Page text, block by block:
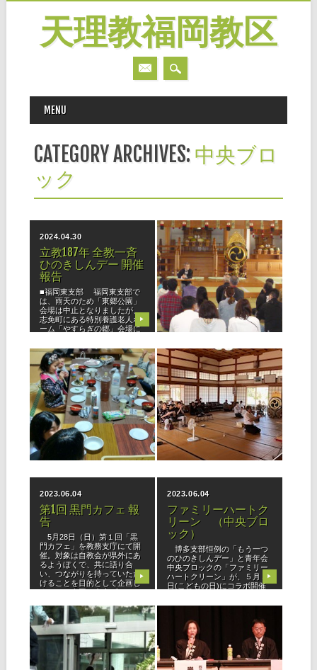
天理教福岡教区
MAIN MENU
MENU
CATEGORY ARCHIVES: 中央ブロ
ック
2024.04.30
立教187年 全教一斉
ひのきしんデー 開催
報告
■福岡東支部 福岡東支部で
は、雨天のため「東郷公園」
会場は中止となりましたが、
志免町にある特別養護老人ホ
ーム「やすらぎの郷」会場に
参加者で大変和やかに楽しく
つとめることができました。
「やすら
▶
2023.11.01
第1回ようぼく一斉
活動日 報告
◆博多支部 博多支部は鎭西
大教会を会場に開催しまし
た。朝8時より会場設営に取
り掛かり、JR千早駅からの送
迎バスも設定して、参加の皆
様をお迎えしました。 10時
より開会、全員で心一つに
拝読、教会
2023.11.01
少年会 夕涼み会
（福岡東支部） 報告
福岡東支部では、10月22日
に少年会秋の夕涼み会を開
催。コロナ禍以降、約4年ぶ
りの少年会行事となり、支部
内の教会子弟はもとより、地
域の子供たちにも声を掛け、
2023.10.02
立教186年全教一斉
にをいがけデー 開催
◆博多支部 博多支部では、
３日間、３カ所の教会を拠点
に実動１時間と時間を仕切っ
て実施しました。 初日は、
多くの人が利用されているJR
吉塚駅に向かって「神名流
▶
2023.06.04
第1回 黒門カフェ 報
告
5月28日（日）第１回「黒
門カフェ」を教務支庁にて開
催。対象は自教会が県外にあ
るようぼくで、共に語り合
い、つながりを持っていただ
けることを目的として企画し
ました。今回は中央ブロック
は支部を通し
▶
2023.06.04
ファミリーハートク
リーン （中央ブロ
ック）
博多支部恒例の「もう一つ
のひのきしんデー」と青年会
中央ブロックの「ファミリー
ハートクリーン」が、５月５
日(こどもの日)にコラボ開催
一斉ひのきしんデー」の雨天
ばし、結
▶
2023.04.30
立教186年 全教一斉
ひのきしんデー 開催
報告
2023.04.03
シンポジウム「教会
発展の道標」（南
部・北部・中央）